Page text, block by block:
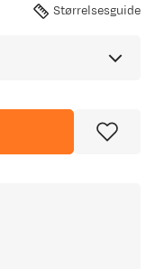
Størrelsesguide